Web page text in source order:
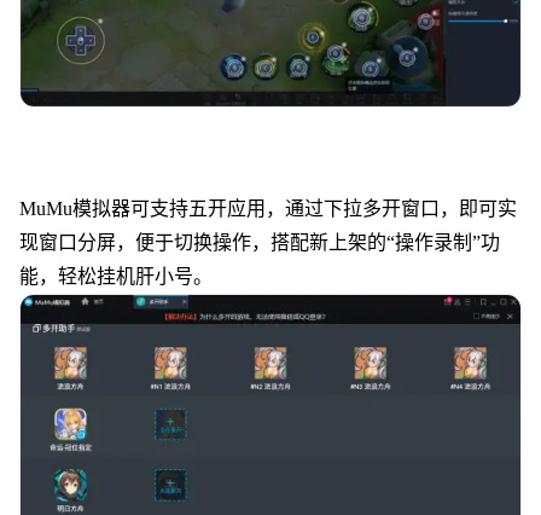
MuMu模拟器可支持五开应用，通过下拉多开窗口，即可实
现窗口分屏，便于切换操作，搭配新上架的“操作录制”功
能，轻松挂机肝小号。